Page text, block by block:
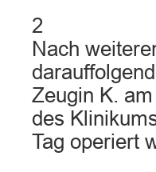
2
Nach
Zeugin K.
des
Tag operiert